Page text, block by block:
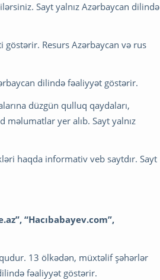
Sayt yalnız Azərbaycan dilində
Resurs Azərbaycan və rus
dilində fəaliyyət göstərir.
düzgün qulluq qaydaları,
yer alıb. Sayt yalnız
haqda informativ veb saytdır. Sayt
“Hacıbabayev.com”,
13 ölkədən, müxtəlif şəhərlər
fəaliyyət göstərir.